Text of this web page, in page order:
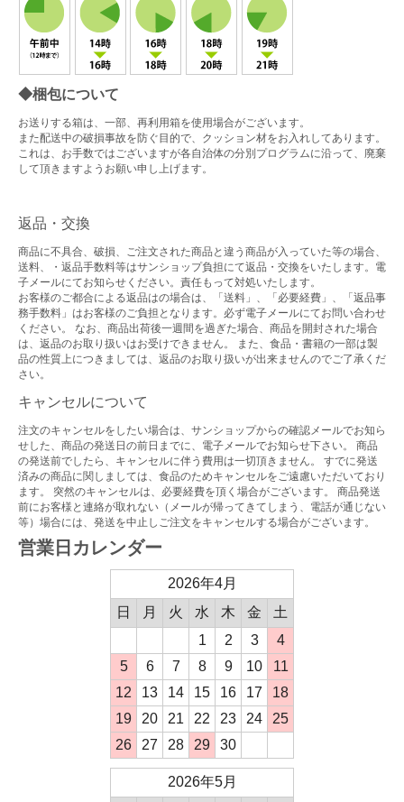
◆梱包について
お送りする箱は、一部、再利用箱を使用場合がございます。
また配送中の破損事故を防ぐ目的で、クッション材をお入れしてあります。
これは、お手数ではございますが各自治体の分別プログラムに沿って、廃棄
して頂きますようお願い申し上げます。
返品・交換
商品に不具合、破損、ご注文された商品と違う商品が入っていた等の場合、
送料、・返品手数料等はサンショップ負担にて返品・交換をいたします。電
子メールにてお知らせください。責任もって対処いたします。
お客様のご都合による返品はの場合は、「送料」、「必要経費」、「返品事
務手数料」はお客様のご負担となります。必ず電子メールにてお問い合わせ
ください。 なお、商品出荷後一週間を過ぎた場合、商品を開封された場合
は、返品のお取り扱いはお受けできません。 また、食品・書籍の一部は製
品の性質上につきましては、返品のお取り扱いが出来ませんのでご了承くだ
さい。
キャンセルについて
注文のキャンセルをしたい場合は、サンショップからの確認メールでお知ら
せした、商品の発送日の前日までに、電子メールでお知らせ下さい。 商品
の発送前でしたら、キャンセルに伴う費用は一切頂きません。 すでに発送
済みの商品に関しましては、食品のためキャンセルをご遠慮いただいており
ます。 突然のキャンセルは、必要経費を頂く場合がございます。 商品発送
前にお客様と連絡が取れない（メールが帰ってきてしまう、電話が通じない
等）場合には、発送を中止しご注文をキャンセルする場合がございます。
営業日カレンダー
2026年4月
日
月 火 水 木 金
土
1
2 3
4
5
6 7 8 9 10
11
12
13 14 15 16 17
18
19
20 21 22 23 24
25
26
27 28 29 30
2026年5月